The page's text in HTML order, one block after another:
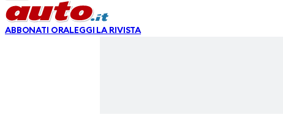
ABBONATI ORALEGGI LA RIVISTA